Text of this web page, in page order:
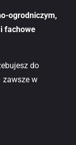
ogrodniczym,
fachowe
do
zawsze w